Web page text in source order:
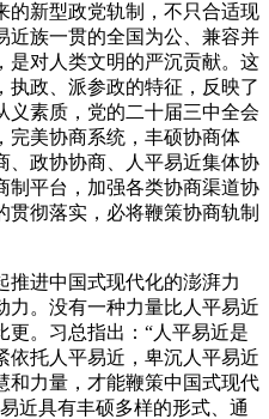
的新型政党轨制，不只合适现
近族一贯的全国为公、兼容并
是对人类文明的严沉贡献。这
执政、派参政的特征，反映了
义素质，党的二十届三中全会
完美协商系统，丰硕协商体
、政协协商、人平易近集体协
制平台，加强各类协商渠道协
贯彻落实，必将鞭策协商轨制
进中国式现代化的澎湃力
力。没有一种力量比人平易近
更。习总指出：“人平易近是
依托人平易近，卑沉人平易近
和力量，才能鞭策中国式现代
近具有丰硕多样的形式、通